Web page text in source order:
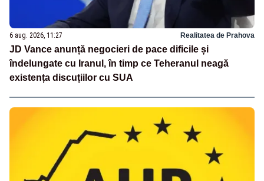
6 aug. 2026, 11:27 Realitatea de Prahova
JD Vance anunță negocieri de pace dificile și
îndelungate cu Iranul, în timp ce Teheranul neagă
existența discuțiilor cu SUA